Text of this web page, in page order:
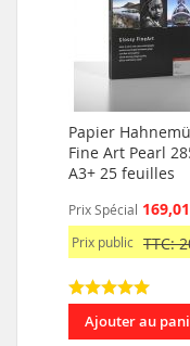
Papier
Fine Art Pearl
A3+ 25 feuilles
Prix Spécial
Prix public TTC:
Ajouter au